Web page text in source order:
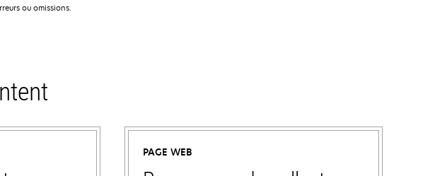
ou omissions.
PAGE WEB